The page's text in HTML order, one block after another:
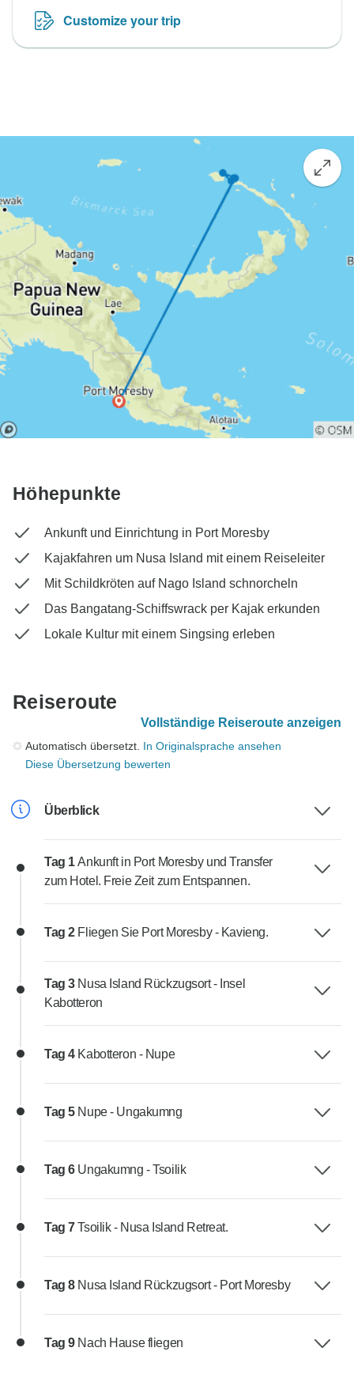
Customize your trip
Höhepunkte
Ankunft und Einrichtung in Port Moresby
Kajakfahren um Nusa Island mit einem Reiseleiter
Mit Schildkröten auf Nago Island schnorcheln
Das Bangatang-Schiffswrack per Kajak erkunden
Lokale Kultur mit einem Singsing erleben
Reiseroute
Vollständige Reiseroute anzeigen
Automatisch übersetzt. In Originalsprache ansehen
Diese Übersetzung bewerten
Überblick
Tag 1Ankunft in Port Moresby und Transfer
zum Hotel. Freie Zeit zum Entspannen.
Tag 2 Fliegen Sie Port Moresby - Kavieng.
Tag 3 Nusa Island Rückzugsort - Insel
Kabotteron
Tag 4 Kabotteron - Nupe
Tag 5 Nupe - Ungakumng
Tag 6 Ungakumng - Tsoilik
Tag 7Tsoilik - Nusa Island Retreat.
Tag 8 Nusa Island Rückzugsort - Port Moresby
Tag 9 Nach Hause fliegen